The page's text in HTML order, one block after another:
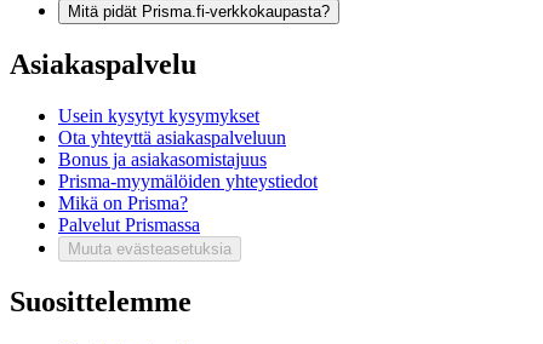
Mitä pidät Prisma.fi-verkkokaupasta?
Asiakaspalvelu
Usein kysytyt kysymykset
Ota yhteyttä asiakaspalveluun
Bonus ja asiakasomistajuus
Prisma-myymälöiden yhteystiedot
Mikä on Prisma?
Palvelut Prismassa
Muuta evästeasetuksia
Suosittelemme